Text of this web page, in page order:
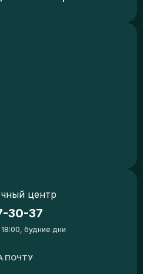
центр
30-37
будние дни
ПОЧТУ